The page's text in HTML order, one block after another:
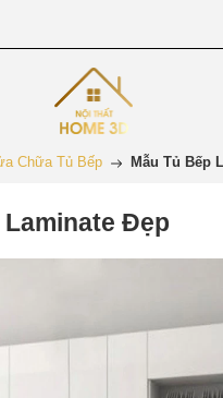
Chữa Tủ Bếp Mẫu Tủ Bếp
Laminate Đẹp